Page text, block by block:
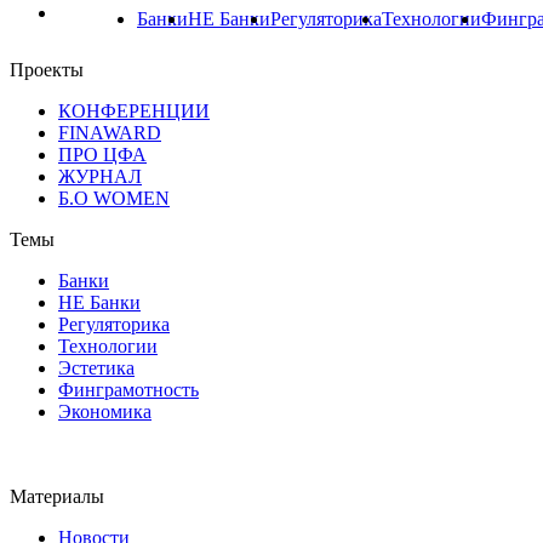
БанкиНЕ БанкиРегуляторикаТехнологии
Проекты
КОНФЕРЕНЦИИ
FINAWARD
ПРО ЦФА
ЖУРНАЛ
Б.О WOMEN
Темы
Банки
НЕ Банки
Регуляторика
Технологии
Эстетика
Финграмотность
Экономика
Материалы
Новости